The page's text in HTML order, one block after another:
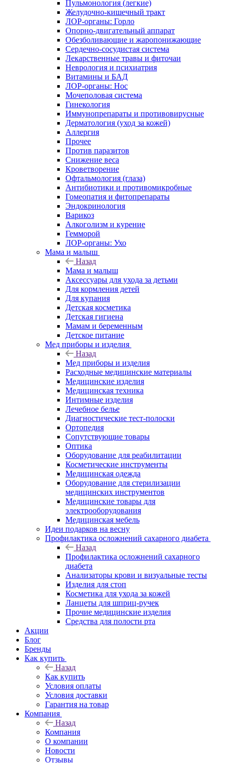
Пульмонология (легкие)
Желудочно-кишечный тракт
ЛОР-органы: Горло
Опорно-двигательный аппарат
Обезболивающие и жаропонижающие
Сердечно-сосудистая система
Лекарственные травы и фиточаи
Неврология и психиатрия
Витамины и БАД
ЛОР-органы: Нос
Мочеполовая система
Гинекология
Иммунопрепараты и противовирусные
Дерматология (уход за кожей)
Аллергия
Прочее
Против паразитов
Снижение веса
Кроветворение
Офтальмология (глаза)
Антибиотики и противомикробные
Гомеопатия и фитопрепараты
Эндокринология
Варикоз
Алкоголизм и курение
Гемморой
ЛОР-органы: Ухо
Мама и малыш
Назад
Мама и малыш
Аксессуары для ухода за детьми
Для кормления детей
Для купания
Детская косметика
Детская гигиена
Мамам и беременным
Детское питание
Мед приборы и изделия
Назад
Мед приборы и изделия
Расходные медицинские материалы
Медицинские изделия
Медицинская техника
Интимные изделия
Лечебное белье
Диагностические тест-полоски
Ортопедия
Сопутствующие товары
Оптика
Оборудование для реабилитации
Косметические инструменты
Медицинская одежда
Оборудование для стерилизации
медицинских инструментов
Медицинские товары для
электрооборудования
Медицинская мебель
Идеи подарков на весну
Профилактика осложнений сахарного диабета
Назад
Профилактика осложнений сахарного
диабета
Анализаторы крови и визуальные тесты
Изделия для стоп
Косметика для ухода за кожей
Ланцеты для шприц-ручек
Прочие медицинские изделия
Средства для полости рта
Акции
Блог
Бренды
Как купить
Назад
Как купить
Условия оплаты
Условия доставки
Гарантия на товар
Компания
Назад
Компания
О компании
Новости
Отзывы